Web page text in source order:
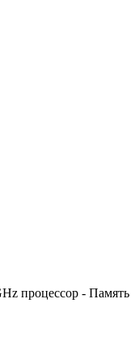
процессор -